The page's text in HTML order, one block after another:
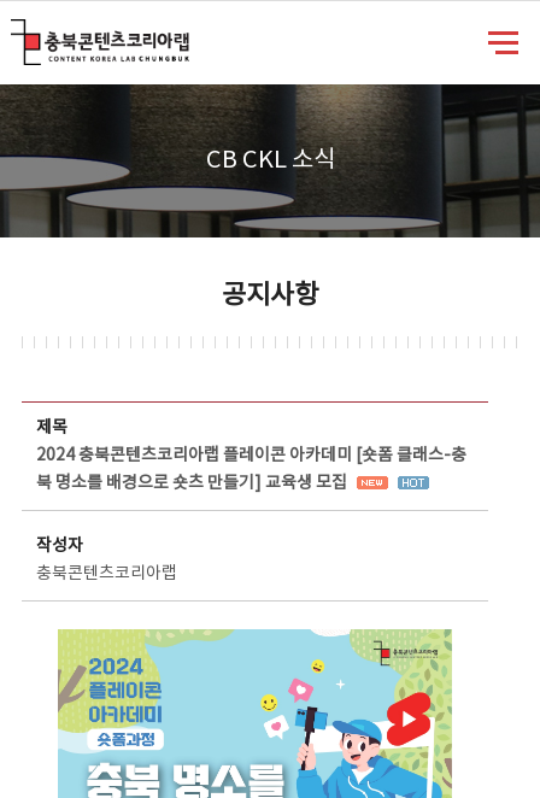
CB CKL 소식
공지사항
제목
2024 충북콘텐츠코리아랩 플레이콘 아카데미 [숏폼 클래스-충
북 명소를 배경으로 숏츠 만들기] 교육생 모집
작성자
충북콘텐츠코리아랩